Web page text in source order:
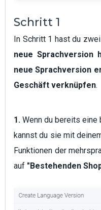
Schritt 1
In Schritt 1 hast du
neue Sprachversion
neue Sprachversion
Geschäft verknüpfen.
1. Wenn du bereits eine
kannst du sie mit
Funktionen der
auf "Bestehenden